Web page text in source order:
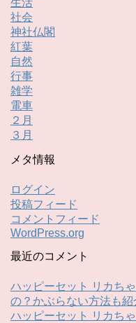
生活
社会
神社仏閣
紅葉
自然
行事
雑学
電車
２月
３月
メタ情報
ログイン
投稿フィード
コメントフィード
WordPress.org
最近のコメント
ハッピーセット リカち
の？かぶらない方法も紹
ハッピーセット リカち